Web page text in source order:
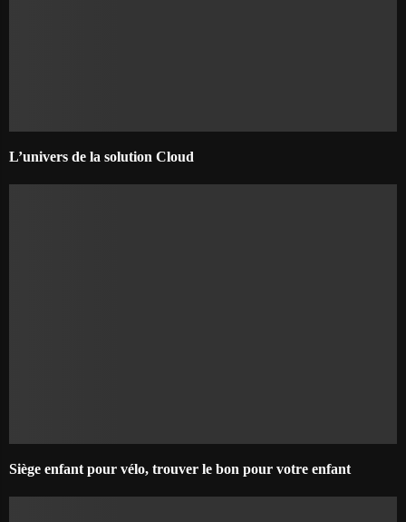
L’univers de la solution Cloud
Siège enfant pour vélo, trouver le bon pour votre enfant